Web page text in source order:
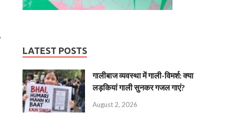
LATEST POSTS
गालीबाज व्‍यवस्‍था में गाली-विमर्श: क्या
लड़कियां गाली सुनकर गजल गाएं?
August 2, 2026